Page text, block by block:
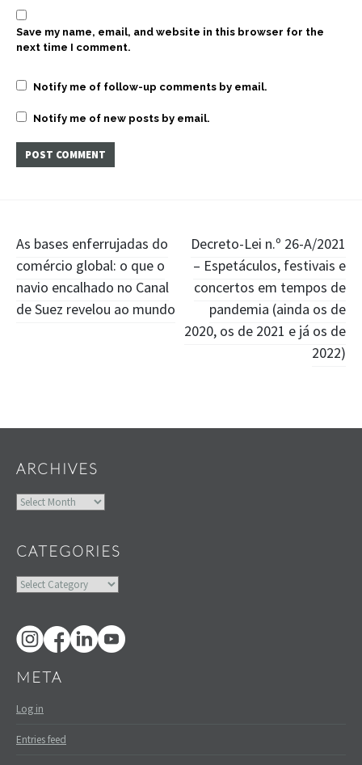
Save my name, email, and website in this browser for the
next time I comment.
Notify me of follow-up comments by email.
Notify me of new posts by email.
Post
navigation
As bases enferrujadas do
comércio global: o que o
navio encalhado no Canal
de Suez revelou ao mundo
Decreto-Lei n.º 26-A/2021
– Espetáculos, festivais e
concertos em tempos de
pandemia (ainda os de
2020, os de 2021 e já os de
2022)
ARCHIVES
Archives
CATEGORIES
Categories
META
Log in
Entries feed